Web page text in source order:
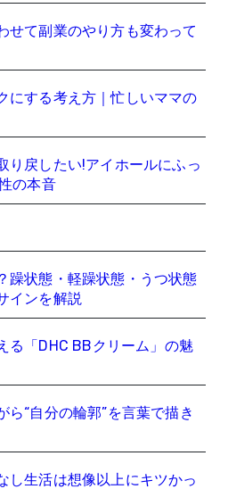
せて副業のやり方も変わって
にする考え方｜忙しいママの
り戻したい!アイホールにふっ
の本音
躁状態・軽躁状態・うつ状態
インを解説
る「DHC BBクリーム」の魅
ら“自分の輪郭”を言葉で描き
し生活は想像以上にキツかっ